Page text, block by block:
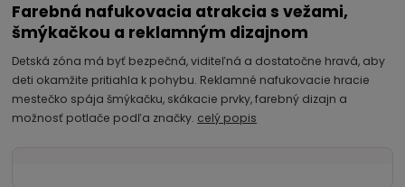
Farebná nafukovacia atrakcia s vežami,
šmýkačkou a reklamným dizajnom
Detská zóna má byť bezpečná, viditeľná a dostatočne hravá, aby
deti okamžite pritiahla k pohybu. Reklamné nafukovacie hracie
mestečko spája šmýkačku, skákacie prvky, farebný dizajn a
možnosť potlače podľa značky. celý popis